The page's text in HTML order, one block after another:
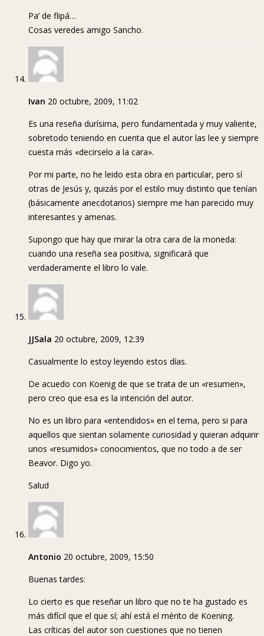
Pa’ de flipá…
Cosas veredes amigo Sancho.
Ivan 20 octubre, 2009, 11:02
Es una reseña durísima, pero fundamentada y muy valiente,
sobretodo teniendo en cuenta que el autor las lee y siempre
cuesta más «decirselo a la cara».
Por mi parte, no he leido esta obra en particular, pero sí
otras de Jesús y, quizás por el estilo muy distinto que tenían
(básicamente anecdotarios) siempre me han parecido muy
interesantes y amenas.
Supongo que hay que mirar la otra cara de la moneda:
cuando una reseña sea positiva, significará que
verdaderamente el libro lo vale.
JJSala 20 octubre, 2009, 12:39
Casualmente lo estoy leyendo estos días.
De acuedo con Koenig de que se trata de un «resumen»,
pero creo que esa es la intención del autor.
No es un libro para «entendidos» en el tema, pero si para
aquellos que sientan solamente curiosidad y quieran adquirir
unos «resumidos» conocimientos, que no todo a de ser
Beavor. Digo yo.
Salud
Antonio 20 octubre, 2009, 15:50
Buenas tardes:
Lo cierto es que reseñar un libro que no te ha gustado es
más difícil que el que sí; ahí está el mérito de Koening.
Las críticas del autor son cuestiones que no tienen